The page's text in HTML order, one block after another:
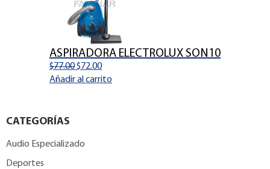
ASPIRADORA ELECTROLUX SON10
$77.00El
precio
$72.00El
precio
Añadir al carrito
CATEGORÍAS
Audio Especializado
Deportes